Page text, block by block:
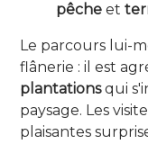
pêche et
Le parcours lui-
flânerie : il est
plantationsqui
paysage. Les
plaisantes